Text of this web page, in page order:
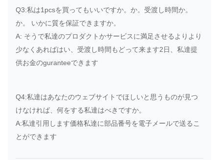
NACHI
54P-18G5-
4185F
18G5-4185F
ポン
Q3:私は1pcsを買ってもいいですか。か。受渡し時間か。
か。 いかに質を保証できますか。
A: そうで私達のプロダクトかサービスに満足させるよりより
少なくあればはい、受渡し時間もどって来ます2日、私達提
供お金のguranteeできます
Q4:私達はあなたのウェブサイトでほしいと思うものが見つ
けなければ、何をする私達はべきですか。
A:私達引用します価格私達に部品番号を電子メールで送るこ
とができます